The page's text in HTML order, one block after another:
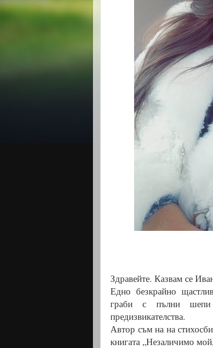
Здравейте. Казвам се
Едно безкрайно
граби с пълни
предизвикателства.
Автор съм на на
книгата „Незаличимо